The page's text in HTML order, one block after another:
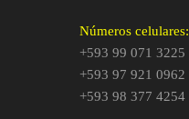
Números celulares:
+593 99 071 3225
+593 97 921 0962
+593 98 377 4254